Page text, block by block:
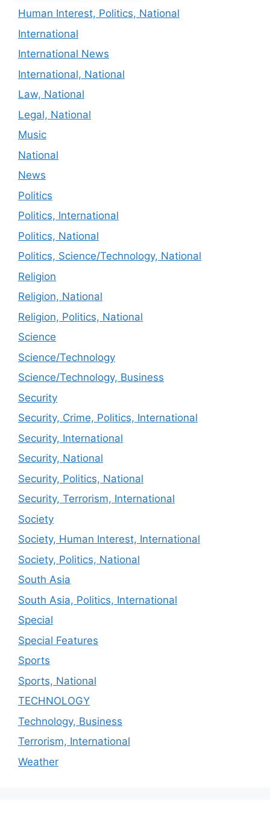
Human Interest, Politics, National
International
International News
International, National
Law, National
Legal, National
Music
National
News
Politics
Politics, International
Politics, National
Politics, Science/Technology, National
Religion
Religion, National
Religion, Politics, National
Science
Science/Technology
Science/Technology, Business
Security
Security, Crime, Politics, International
Security, International
Security, National
Security, Politics, National
Security, Terrorism, International
Society
Society, Human Interest, International
Society, Politics, National
South Asia
South Asia, Politics, International
Special
Special Features
Sports
Sports, National
TECHNOLOGY
Technology, Business
Terrorism, International
Weather